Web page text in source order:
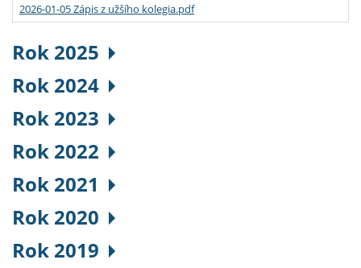
2026-01-05 Zápis z užšího kolegia.pdf
Rok 2025
Rok 2024
Rok 2023
Rok 2022
Rok 2021
Rok 2020
Rok 2019